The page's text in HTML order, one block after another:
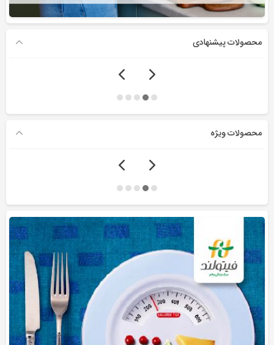
محصولات پیشنهادی
محصولات ویژه